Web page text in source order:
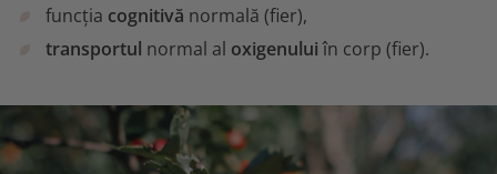
funcția cognitivă normală (fier),
transportul normal al oxigenuluiîn corp (fier).